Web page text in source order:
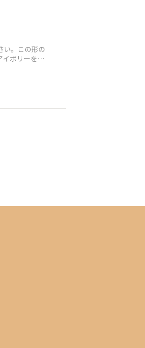
い。この形の
イボリーを使